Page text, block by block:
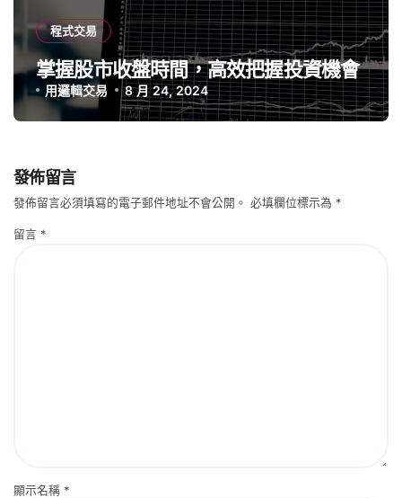
程式交易
掌握股市收盤時間，高效把握投資機會
用邏輯交易 8 月 24, 2024
發佈留言
發佈留言必須填寫的電子郵件地址不會公開。 必填欄位標示為 *
留言 *
顯示名稱 *